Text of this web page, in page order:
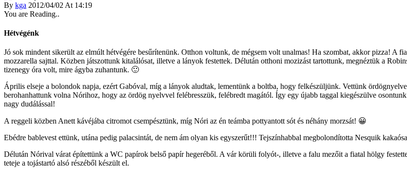
By kga 2012/04/02 At 14:19
You are Reading..
Hétvégénk
Jó sok mindent sikerült az elmúlt hétvégére besűrítenünk. Otthon voltunk, de mégsem volt unalmas! Ha szombat, akkor pizza! A
mozzarella sajttal. Közben játszottunk kitalálósat, illetve a lányok festettek. Délután otthoni mozizást tartottunk, megnéztük a
tizenegy óra volt, mire ágyba zuhantunk. 🙂
Április elseje a bolondok napja, ezért Gabóval, míg a lányok aludtak, lementünk a boltba, hogy felkészüljünk. Vettünk
berohanhattunk volna Nórihoz, hogy az ördög nyelvvel felébresszük, felébredt magától. Így egy újabb taggal kiegészülve
nagy dudálással!
A reggeli közben Anett kávéjába citromot csempésztünk, míg Nóri az én teámba pottyantott sót és néhány morzsát! 😀
Ebédre bablevest ettünk, utána pedig palacsintát, de nem ám olyan kis egyszerűt!!! Tejszínhabbal megbolondította Nesquik
Délután Nórival várat építettünk a WC papírok belső papír hegeréből. A vár körüli folyót-, illetve a falu mezőit a fiatal hölgy
teteje a tojástartó alsó részéből készült el.